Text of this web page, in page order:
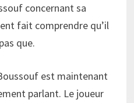
concernant sa
fait comprendre qu’il
que.
est maintenant
parlant. Le joueur